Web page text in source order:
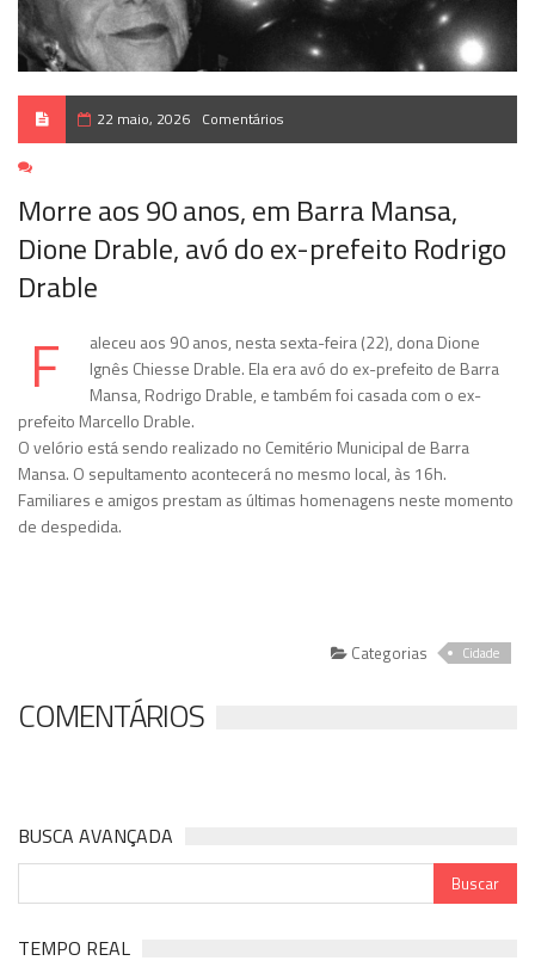
22 maio, 2026 Comentários
Morre aos 90 anos, em Barra Mansa,
Dione Drable, avó do ex-prefeito Rodrigo
Drable
F
aleceu aos 90 anos, nesta sexta-feira (22), dona Dione
Ignês Chiesse Drable. Ela era avó do ex-prefeito de Barra
Mansa, Rodrigo Drable, e também foi casada com o ex-
prefeito Marcello Drable.
O velório está sendo realizado no Cemitério Municipal de Barra
Mansa. O sepultamento acontecerá no mesmo local, às 16h.
Familiares e amigos prestam as últimas homenagens neste momento
de despedida.
Categorias Cidade
COMENTÁRIOS
BUSCA AVANÇADA
TEMPO REAL